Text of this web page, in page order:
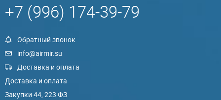
+7 (996) 174-39-79
Обратный звонок
info@airmir.su
Доставка и оплата
Доставка и оплата
Закупки 44, 223 ФЗ